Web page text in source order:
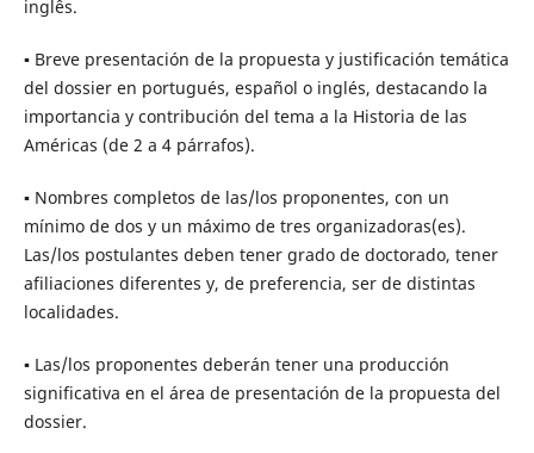
inglês.
▪ Breve presentación de la propuesta y justificación temática
del dossier en portugués, español o inglés, destacando la
importancia y contribución del tema a la Historia de las
Américas (de 2 a 4 párrafos).
▪ Nombres completos de las/los proponentes, con un
mínimo de dos y un máximo de tres organizadoras(es).
Las/los postulantes deben tener grado de doctorado, tener
afiliaciones diferentes y, de preferencia, ser de distintas
localidades.
▪ Las/los proponentes deberán tener una producción
significativa en el área de presentación de la propuesta del
dossier.